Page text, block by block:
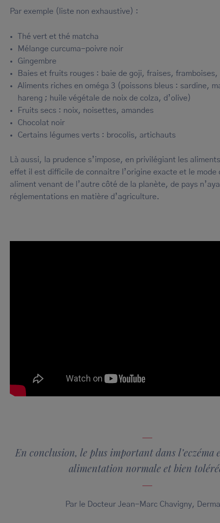
Par exemple (liste non exhaustive) :
Thé vert et thé matcha
Mélange curcuma-poivre noir
Gingembre
Baies et fruits rouges : baie de goji, fraises,
Aliments riches en oméga 3 (poissons bleus : sardine,
hareng ; huile végétale de noix de colza, d’olive)
Fruits secs : noix, noisettes, amandes
Chocolat noir
Certains légumes verts : brocolis, artichauts
Là aussi, la prudence s’impose, en privilégiant les
effet il est difficile de connaitre l’origine exacte et le mode
aliment venant de l’autre côté de la planète, de pays
réglementations en matière d’agriculture.
En conclusion, le plus important dans l’eczéma
alimentation normale et bien
Par le Docteur Jean-Marc Chavigny,